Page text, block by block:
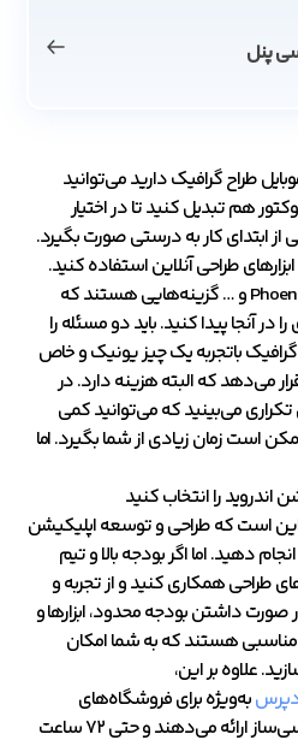
پنل
طراح گرافیک دارید می‌توانید
هم تبدیل کنید تا در اختیار
از ابتدای کار به درستی صورت بگیرد.
طراحی آنلاین استفاده کنید.
ابزارهایی مثل Apply Pixels و Phoenix و … گزینه‌هایی هستند که
در آنجا پیدا کنید. باید دو مسئله را
گرافیک باتجربه یک چیز یونیک و خاص
می‌دهد که البته هزینه دارد. در
می‌بینید که می‌توانید کمی
است زمان زیادی از شما بگیرد. اما
را انتخاب کنید
این است که طراحی و توسعه اپلیکیشن
دهید. اما اگر بودجه بالا و تیم
طراحی همکاری کنید و از تجربه و
صورت داشتن بودجه محدود، ابزارها و
هستند که به شما امکان
علاوه بر این،
به‌ویژه برای فروشگاه‌های
ووکامرسی راهکاری سریع و فارسی‌ساز ارائه می‌دهند و حتی ۷۲ ساعت